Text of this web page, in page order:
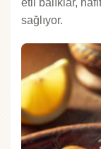
etli balıklar,
sağlıyor.